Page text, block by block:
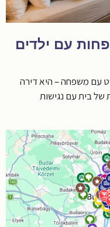
עם ילדים
עם משפחה – היא דירה
של בית עם נגישות